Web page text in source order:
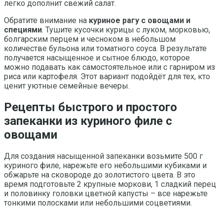
легко дополнит свежий салат.
Обратите внимание на куриное рагу с овощами и
специями. Тушите кусочки курицы с луком, морковью,
болгарским перцем и чесноком в небольшом
количестве бульона или томатного соуса. В результате
получается насыщенное и сытное блюдо, которое
можно подавать как самостоятельное или с гарниром из
риса или картофеля. Этот вариант подойдёт для тех, кто
ценит уютные семейные вечеры.
Рецепты быстрого и простого
запеканки из куриного филе с
овощами
Для создания насыщенной запеканки возьмите 500 г
куриного филе, нарежьте его небольшими кубиками и
обжарьте на сковороде до золотистого цвета. В это
время подготовьте 2 крупные моркови, 1 сладкий перец
и половинку головки цветной капусты – все нарежьте
тонкими полосками или небольшими соцветиями.